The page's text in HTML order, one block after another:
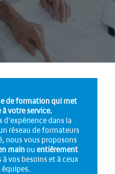
de formation qui met
à votre service.
d’expérience dans la
réseau de formateurs
nous vous proposons
mainou entièrement
à vos besoins et à ceux
équipes.